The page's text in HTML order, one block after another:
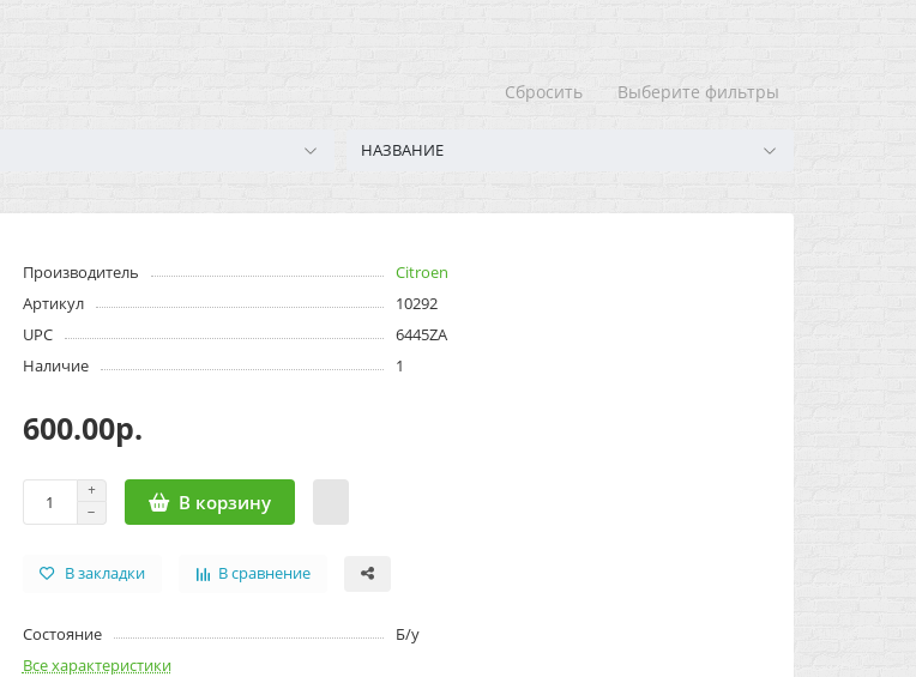
Сбросить Выберите фильтры
НАЗВАНИЕ
Производитель
Citroen
Артикул
10292
UPC
6445ZA
Наличие
1
600.00р.
В корзину
В закладки В сравнение
Состояние
Б/у
Все характеристики